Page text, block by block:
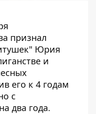
признал
Юрия
и
его к 4 годам
с
два года.